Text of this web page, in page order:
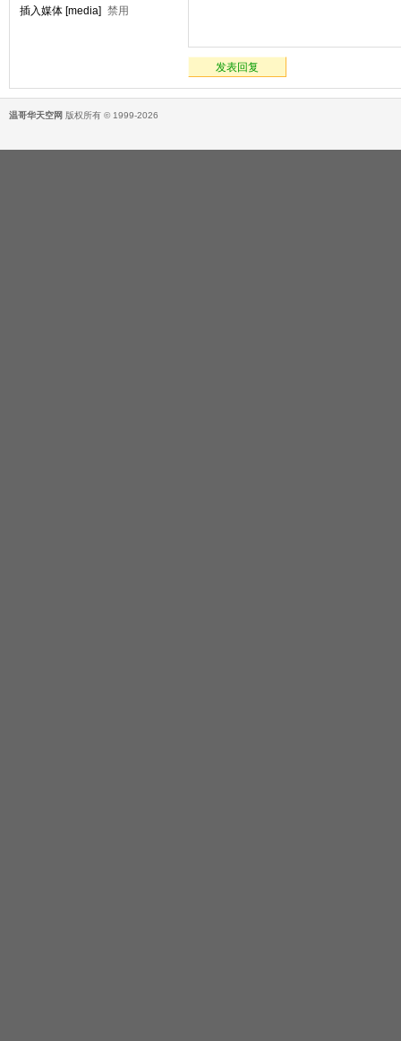
插入媒体 [media] 禁用
发表回复
温哥华天空网 版权所有 © 1999-2026